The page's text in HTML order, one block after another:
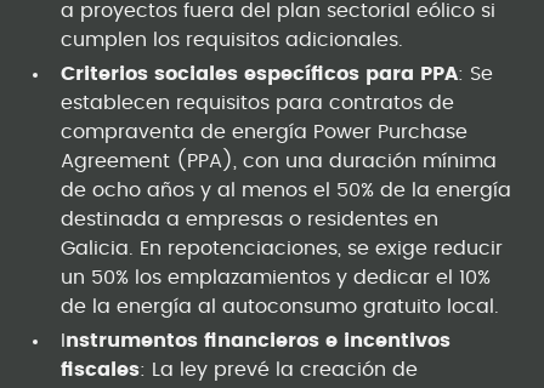
a proyectos fuera del plan sectorial eólico si
cumplen los requisitos adicionales.
Criterios sociales específicos para PPA: Se
establecen requisitos para contratos de
compraventa de energía Power Purchase
Agreement (PPA), con una duración mínima
de ocho años y al menos el 50% de la energía
destinada a empresas o residentes en
Galicia. En repotenciaciones, se exige reducir
un 50% los emplazamientos y dedicar el 10%
de la energía al autoconsumo gratuito local.
nstrumentos financieros e incentivos
fiscales: La ley prevé la creación de